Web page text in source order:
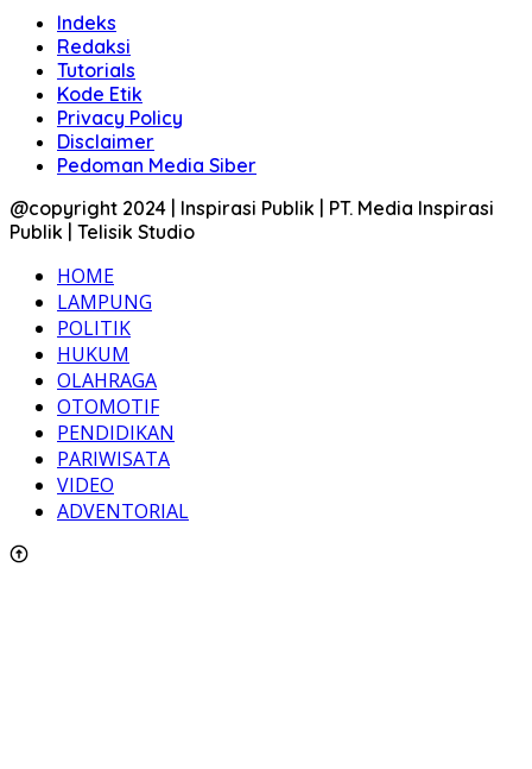
Indeks
Redaksi
Tutorials
Kode Etik
Privacy Policy
Disclaimer
Pedoman Media Siber
@copyright 2024 | Inspirasi Publik | PT. Media Inspirasi
Publik | Telisik Studio
HOME
LAMPUNG
POLITIK
HUKUM
OLAHRAGA
OTOMOTIF
PENDIDIKAN
PARIWISATA
VIDEO
ADVENTORIAL